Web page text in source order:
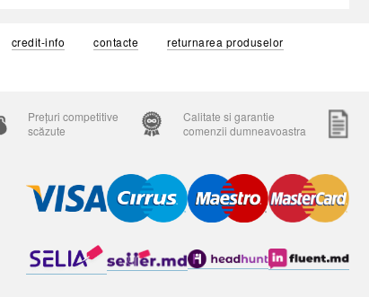
credit-info contacte
returnarea produselor
Prețuri competitive
scăzute
Calitate si garantie
comenzii dumneavoastra